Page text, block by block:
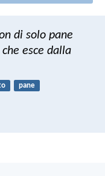
di solo pane
esce dalla
pane